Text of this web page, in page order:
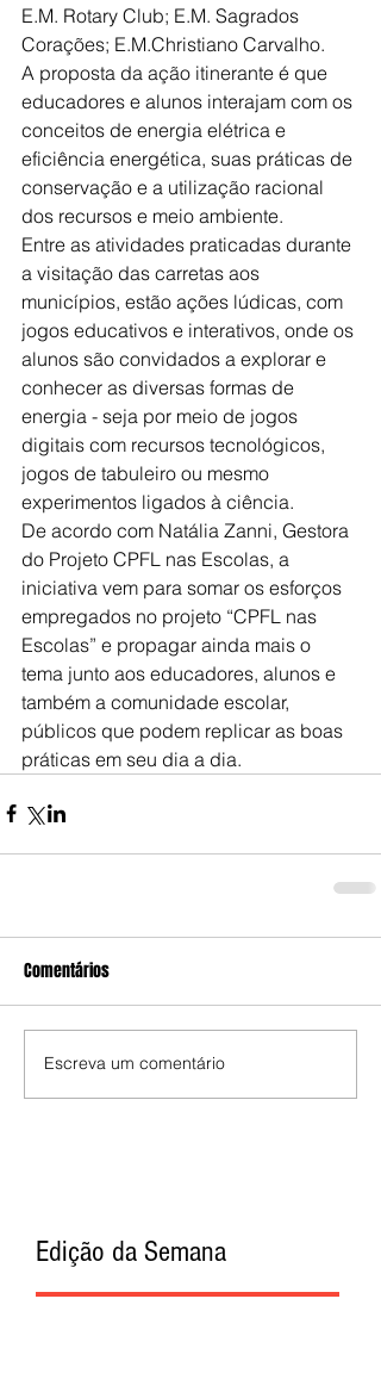
E.M. Rotary Club; E.M. Sagrados
Corações; E.M.Christiano Carvalho.
A proposta da ação itinerante é que
educadores e alunos interajam com os
conceitos de energia elétrica e
eficiência energética, suas práticas de
conservação e a utilização racional
dos recursos e meio ambiente.
Entre as atividades praticadas durante
a visitação das carretas aos
municípios, estão ações lúdicas, com
jogos educativos e interativos, onde os
alunos são convidados a explorar e
conhecer as diversas formas de
energia - seja por meio de jogos
digitais com recursos tecnológicos,
jogos de tabuleiro ou mesmo
experimentos ligados à ciência.
De acordo com Natália Zanni, Gestora
do Projeto CPFL nas Escolas, a
iniciativa vem para somar os esforços
empregados no projeto “CPFL nas
Escolas” e propagar ainda mais o
tema junto aos educadores, alunos e
também a comunidade escolar,
públicos que podem replicar as boas
práticas em seu dia a dia.
Comentários
Escreva um comentário
Edição da Semana